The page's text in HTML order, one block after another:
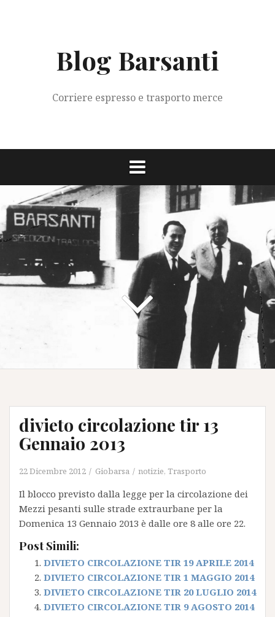
Blog Barsanti
Corriere espresso e trasporto merce
divieto circolazione tir 13
Gennaio 2013
22 Dicembre 2012 Giobarsa notizie, Trasporto
Il blocco previsto dalla legge per la circolazione dei
Mezzi pesanti sulle strade extraurbane per la
Domenica 13 Gennaio 2013 è dalle ore 8 alle ore 22.
Post Simili:
DIVIETO CIRCOLAZIONE TIR 19 APRILE 2014
DIVIETO CIRCOLAZIONE TIR 1 MAGGIO 2014
DIVIETO CIRCOLAZIONE TIR 20 LUGLIO 2014
DIVIETO CIRCOLAZIONE TIR 9 AGOSTO 2014